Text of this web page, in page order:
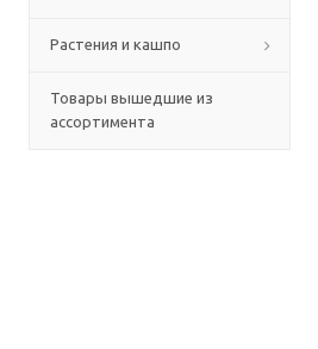
Растения и кашпо
Товары вышедшие из
ассортимента